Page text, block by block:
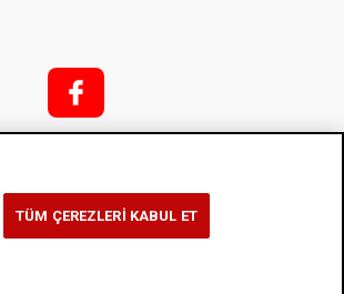
f;
l
TÜM ÇEREZLERİ KABUL ET